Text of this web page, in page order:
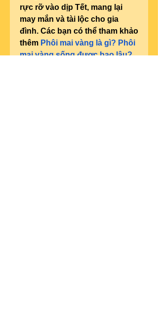
rực rỡ vào dịp Tết, mang lại
may mắn và tài lộc cho gia
đình. Các bạn có thể tham khảo
thêm Phôi mai vàng là gì? Phôi
mai vàng sống được bao lâu?.